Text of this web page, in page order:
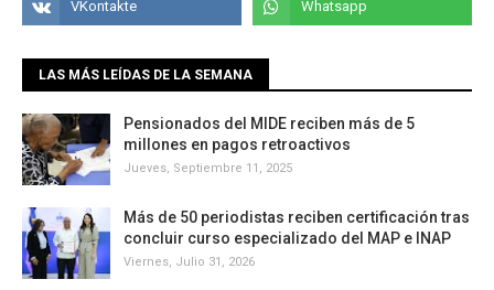
LAS MÁS LEÍDAS DE LA SEMANA
Pensionados del MIDE reciben más de 5
millones en pagos retroactivos
Jueves, Septiembre 11, 2025
Más de 50 periodistas reciben certificación tras
concluir curso especializado del MAP e INAP
Viernes, Julio 31, 2026